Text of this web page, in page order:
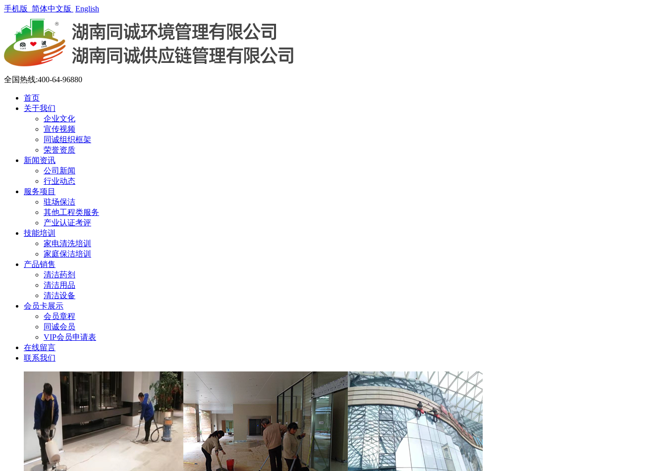
手机版 简体中文版 English
全国热线:400-64-96880
首页
关于我们
企业文化
宣传视频
同诚组织框架
荣誉资质
新闻资讯
公司新闻
行业动态
服务项目
驻场保洁
其他工程类服务
产业认证考评
技能培训
家电清洗培训
家庭保洁培训
产品销售
清洁药剂
清洁用品
清洁设备
会员卡展示
会员章程
同诚会员
VIP会员申请表
在线留言
联系我们